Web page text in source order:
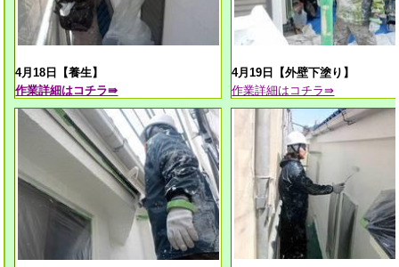
4月18日【養生】
作業詳細はコチラ⇛
4月19日【外壁下塗り】
作業詳細はコチラ⇛